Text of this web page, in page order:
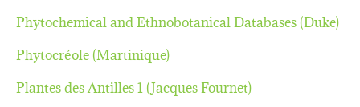
Phytochemical and Ethnobotanical Databases (Duke)
Phytocréole (Martinique)
Plantes des Antilles 1 (Jacques Fournet)